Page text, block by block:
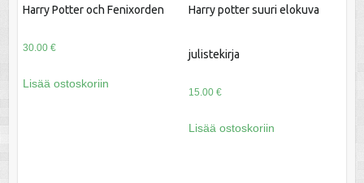
Harry Potter och Fenixorden
30.00 €
Lisää ostoskoriin
Harry potter suuri elokuva
julistekirja
15.00 €
Lisää ostoskoriin